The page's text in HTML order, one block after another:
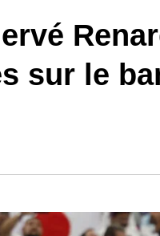
sur le